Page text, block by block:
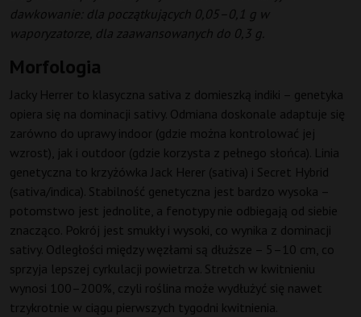
dawkowanie: dla początkujących 0,05–0,1 g w
waporyzatorze, dla zaawansowanych do 0,3 g.
Morfologia
Jacky Herrer to klasyczna sativa z domieszką indiki – genetyka
opiera się na dominacji sativy. Odmiana doskonale adaptuje się
zarówno do uprawy indoor (gdzie można kontrolować jej
wzrost), jak i outdoor (gdzie korzysta z pełnego słońca). Linia
genetyczna to krzyżówka Jack Herer (sativa) i Secret Hybrid
(sativa/indica). Stabilność genetyczna jest bardzo wysoka –
potomstwo jest jednolite, a fenotypy nie odbiegają od siebie
znacząco. Pokrój jest smukły i wysoki, co wynika z dominacji
sativy. Odległości między węzłami są dłuższe – 5–10 cm, co
sprzyja lepszej cyrkulacji powietrza. Stretch w kwitnieniu
wynosi 100–200%, czyli roślina może wydłużyć się nawet
trzykrotnie w ciągu pierwszych tygodni kwitnienia.